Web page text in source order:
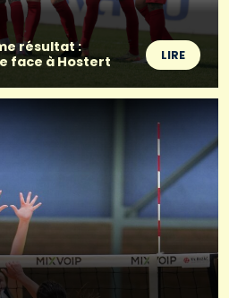
résultat :
face à Hostert
LIRE